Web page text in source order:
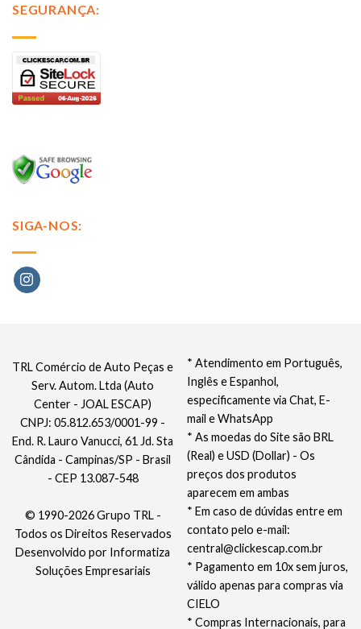
SEGURANÇA:
SIGA-NOS:
* Atendimento em Português,
Inglês e Espanhol,
especificamente via Chat, E-
mail e WhatsApp
* As moedas do Site são BRL
(Real) e USD (Dollar) - Os
preços dos produtos
aparecem em ambas
* Em caso de dúvidas entre em
contato pelo e-mail:
central@clickescap.com.br
* Pagamento em 10x sem juros,
válido apenas para compras via
CIELO
* Compras Internacionais, para
TRL Comércio de Auto Peças e
Serv. Autom. Ltda (Auto
Center - JOAL ESCAP)
CNPJ: 05.812.653/0001-99 -
End. R. Lauro Vanucci, 61 Jd. Sta
Cândida - Campinas/SP - Brasil
- CEP 13.087-548
© 1990-2026 Grupo TRL -
Todos os Direitos Reservados
Desenvolvido por Informatiza
Soluções Empresariais